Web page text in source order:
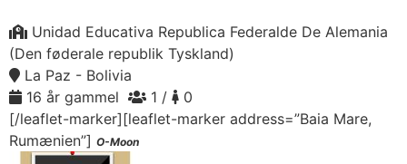
Unidad Educativa Republica Federalde De Alemania
(Den føderale republik Tyskland)
La Paz - Bolivia
16 år gammel
1 /
0
[/leaflet-marker][leaflet-marker address=”Baia Mare,
Rumænien”] O-Moon